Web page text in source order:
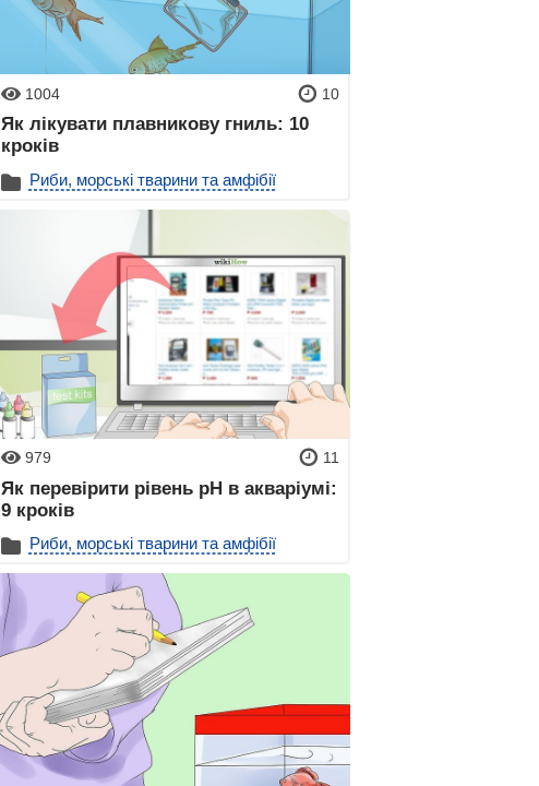
1004 10
Як лікувати плавникову гниль: 10
кроків
Риби, морські тварини та амфібії
979 11
Як перевірити рівень pH в акваріумі:
9 кроків
Риби, морські тварини та амфібії